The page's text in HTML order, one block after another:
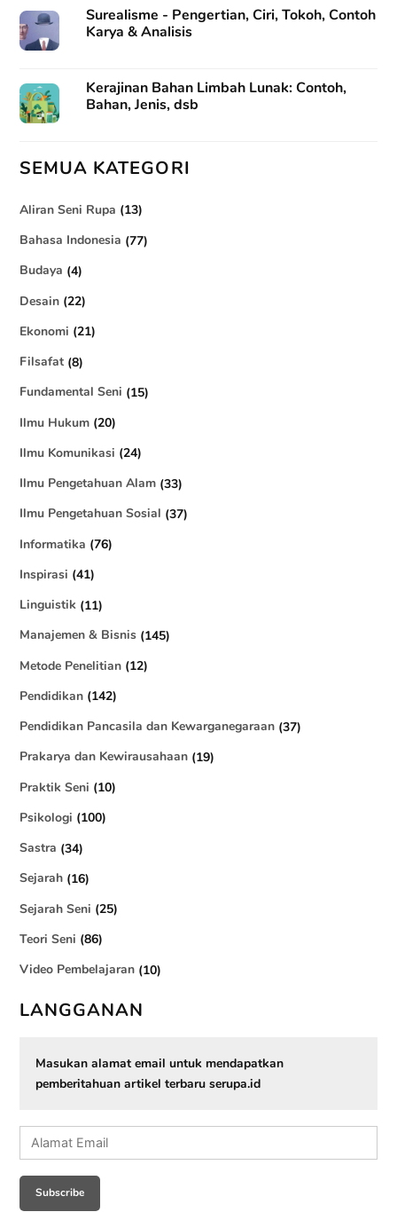
Surealisme - Pengertian, Ciri, Tokoh, Contoh
Karya & Analisis
Kerajinan Bahan Limbah Lunak: Contoh,
Bahan, Jenis, dsb
SEMUA KATEGORI
Aliran Seni Rupa (13)
Bahasa Indonesia (77)
Budaya (4)
Desain (22)
Ekonomi (21)
Filsafat (8)
Fundamental Seni (15)
Ilmu Hukum (20)
Ilmu Komunikasi (24)
Ilmu Pengetahuan Alam (33)
Ilmu Pengetahuan Sosial (37)
Informatika (76)
Inspirasi (41)
Linguistik (11)
Manajemen & Bisnis (145)
Metode Penelitian (12)
Pendidikan (142)
Pendidikan Pancasila dan Kewarganegaraan (37)
Prakarya dan Kewirausahaan (19)
Praktik Seni (10)
Psikologi (100)
Sastra (34)
Sejarah (16)
Sejarah Seni (25)
Teori Seni (86)
Video Pembelajaran (10)
LANGGANAN
Masukan alamat email untuk mendapatkan
pemberitahuan artikel terbaru serupa.id
Alamat
Email
Subscribe